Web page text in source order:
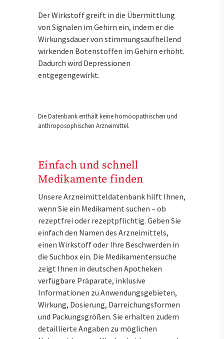
Der Wirkstoff greift in die Übermittlung
von Signalen im Gehirn ein, indem er die
Wirkungsdauer von stimmungsaufhellend
wirkenden Botenstoffen im Gehirn erhöht.
Dadurch wird Depressionen
entgegengewirkt.
Die Datenbank enthält keine homöopathischen und
anthroposophischen Arzneimittel.
Einfach und schnell
Medikamente finden
Unsere Arzneimitteldatenbank hilft Ihnen,
wenn Sie ein Medikament suchen – ob
rezeptfrei oder rezeptpflichtig. Geben Sie
einfach den Namen des Arzneimittels,
einen Wirkstoff oder Ihre Beschwerden in
die Suchbox ein. Die Medikamentensuche
zeigt Ihnen in deutschen Apotheken
verfügbare Präparate, inklusive
Informationen zu Anwendungsgebieten,
Wirkung, Dosierung, Darreichungsformen
und Packungsgrößen. Sie erhalten zudem
detaillierte Angaben zu möglichen